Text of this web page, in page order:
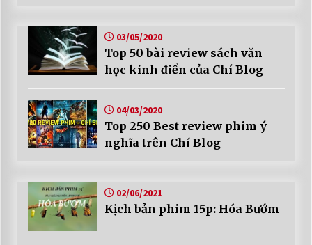
03/05/2020
Top 50 bài review sách văn
học kinh điển của Chí Blog
04/03/2020
Top 250 Best review phim ý
nghĩa trên Chí Blog
02/06/2021
Kịch bản phim 15p: Hóa Bướm